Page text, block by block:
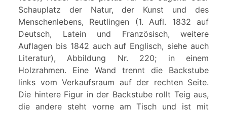
Schauplatz der Natur, der Kunst und des
Menschenlebens, Reutlingen (1. Aufl. 1832 auf
Deutsch, Latein und Französisch, weitere
Auflagen bis 1842 auch auf Englisch, siehe auch
Literatur), Abbildung Nr. 220; in einem
Holzrahmen. Eine Wand trennt die Backstube
links vom Verkaufsraum auf der rechten Seite.
Die hintere Figur in der Backstube rollt Teig aus,
die andere steht vorne am Tisch und ist mit